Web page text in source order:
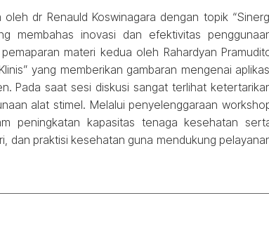
dr Renauld Koswinagara dengan topik
membahas inovasi dan efektivitas
materi kedua oleh Rahardyan
yang memberikan gambaran mengenai
Pada saat sesi diskusi sangat terlihat
alat stimel. Melalui penyelenggaraan
peningkatan kapasitas tenaga kesehatan
dan praktisi kesehatan guna mendukung